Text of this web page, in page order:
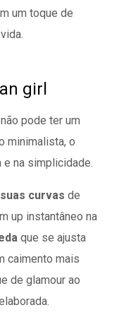
um toque de
girl
pode ter um
minimalista, o
na simplicidade.
curvas de
up instantâneo na
que se ajusta
caimento mais
de glamour ao